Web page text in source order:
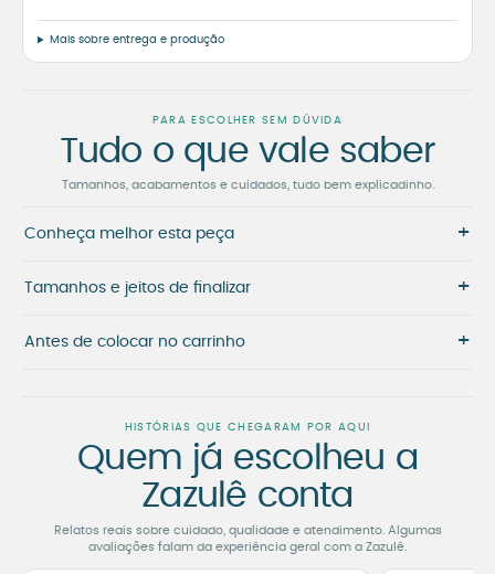
Mais sobre entrega e produção
PARA ESCOLHER SEM DÚVIDA
Tudo o que vale saber
Tamanhos, acabamentos e cuidados, tudo bem explicadinho.
Conheça melhor esta peça +
Tamanhos e jeitos de finalizar +
Antes de colocar no carrinho +
HISTÓRIAS QUE CHEGARAM POR AQUI
Quem já escolheu a
Zazulê conta
Relatos reais sobre cuidado, qualidade e atendimento. Algumas
avaliações falam da experiência geral com a Zazulê.